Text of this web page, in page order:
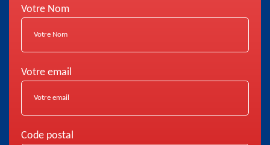
Votre Nom
Votre email
Code postal